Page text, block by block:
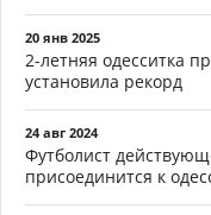
20 янв 2025
2-летняя одесситка
установила рекорд
24 авг 2024
Футболист
присоединится к